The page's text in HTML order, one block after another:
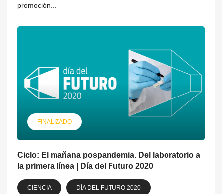
promoción...
FINALIZADO
Ciclo: El mañana pospandemia. Del laboratorio a
la primera línea | Día del Futuro 2020
CIENCIA DÍA DEL FUTURO 2020